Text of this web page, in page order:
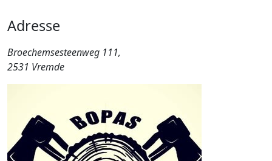
Adresse
Broechemsesteenweg 111,
2531 Vremde